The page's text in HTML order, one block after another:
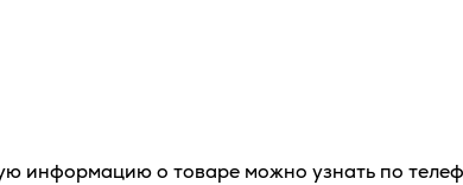
информацию о товаре можно узнать по